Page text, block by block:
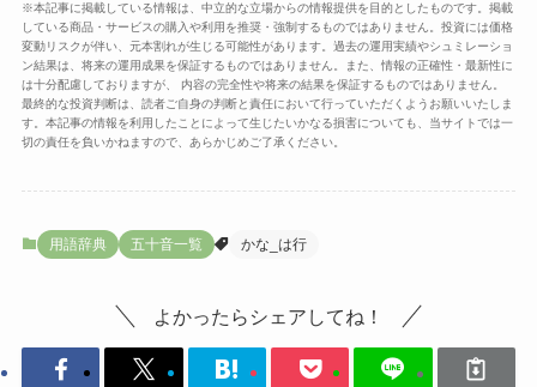
※本記事に掲載している情報は、中立的な立場からの情報提供を目的としたものです。掲載
している商品・サービスの購入や利用を推奨・強制するものではありません。投資には価格
変動リスクが伴い、元本割れが生じる可能性があります。過去の運用実績やシュミレーショ
ン結果は、将来の運用成果を保証するものではありません。また、情報の正確性・最新性に
は十分配慮しておりますが、 内容の完全性や将来の結果を保証するものではありません。
最終的な投資判断は、読者ご自身の判断と責任において行っていただくようお願いいたしま
す。本記事の情報を利用したことによって生じたいかなる損害についても、当サイトでは一
切の責任を負いかねますので、あらかじめご了承ください。
用語辞典 五十音一覧 かな_は行
よかったらシェアしてね！